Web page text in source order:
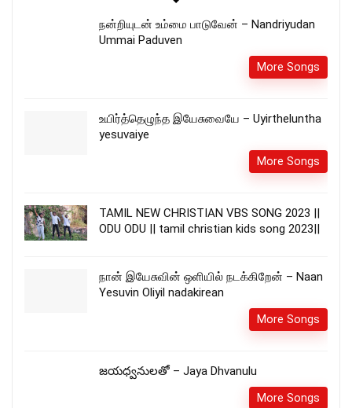
நன்றியுடன் உம்மை பாடுவேன் – Nandriyudan
Ummai Paduven
More Songs
உயிர்த்தெழுந்த இயேசுவையே – Uyirtheluntha
yesuvaiye
More Songs
TAMIL NEW CHRISTIAN VBS SONG 2023 ||
ODU ODU || tamil christian kids song 2023||
நான் இயேசுவின் ஒளியில் நடக்கிறேன் – Naan
Yesuvin Oliyil nadakirean
More Songs
జయధ్వనులతో – Jaya Dhvanulu
More Songs